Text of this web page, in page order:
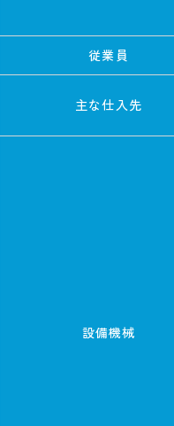
従業員
主な仕入先
設備機械